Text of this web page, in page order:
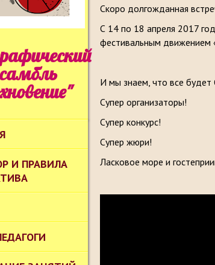
И ПРАВИЛА
Скоро долгожданная
С 14 по 18 апреля 2017
фестивальным движением
И мы знаем, что все будет
Супер организаторы!
Супер конкурс!
Супер жюри!
Ласковое море и